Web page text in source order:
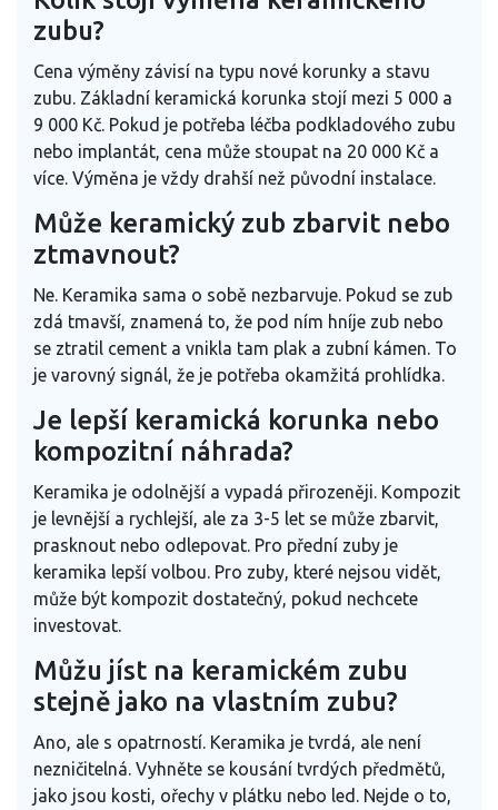
zubu?
Cena výměny závisí na typu nové korunky a stavu
zubu. Základní keramická korunka stojí mezi 5 000 a
9 000 Kč. Pokud je potřeba léčba podkladového zubu
nebo implantát, cena může stoupat na 20 000 Kč a
více. Výměna je vždy drahší než původní instalace.
Může keramický zub zbarvit nebo
ztmavnout?
Ne. Keramika sama o sobě nezbarvuje. Pokud se zub
zdá tmavší, znamená to, že pod ním hníje zub nebo
se ztratil cement a vnikla tam plak a zubní kámen. To
je varovný signál, že je potřeba okamžitá prohlídka.
Je lepší keramická korunka nebo
kompozitní náhrada?
Keramika je odolnější a vypadá přirozeněji. Kompozit
je levnější a rychlejší, ale za 3-5 let se může zbarvit,
prasknout nebo odlepovat. Pro přední zuby je
keramika lepší volbou. Pro zuby, které nejsou vidět,
může být kompozit dostatečný, pokud nechcete
investovat.
Můžu jíst na keramickém zubu
stejně jako na vlastním zubu?
Ano, ale s opatrností. Keramika je tvrdá, ale není
nezničitelná. Vyhněte se kousání tvrdých předmětů,
jako jsou kosti, ořechy v plátku nebo led. Nejde o to,